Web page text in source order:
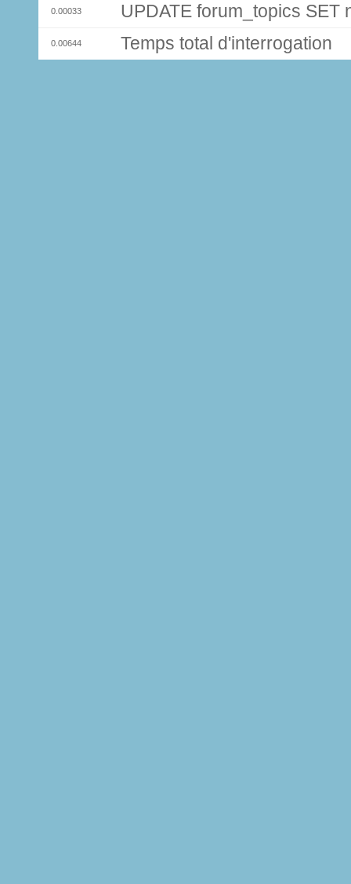
0.00033 UPDATE forum_topics
0.00644 Temps total d'interrogation